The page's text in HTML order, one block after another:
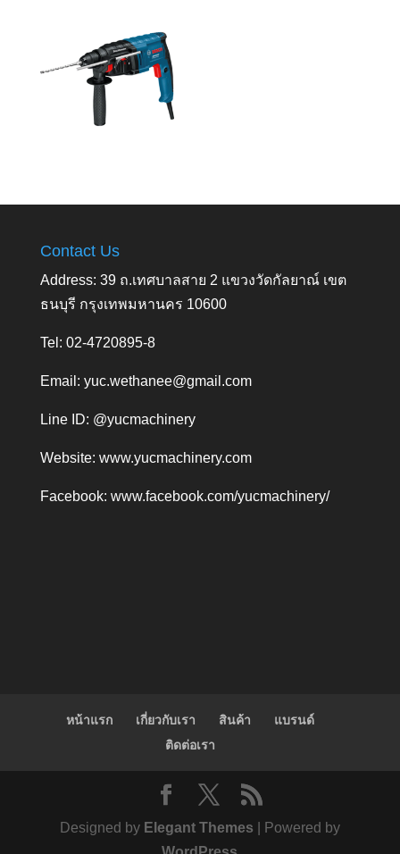
Contact Us
Address: 39 ถ.เทศบาลสาย 2 แขวงวัดกัลยาณ์ เขต
ธนบุรี กรุงเทพมหานคร 10600
Tel: 02-4720895-8
Email: yuc.wethanee@gmail.com
Line ID: @yucmachinery
Website: www.yucmachinery.com
Facebook: www.facebook.com/yucmachinery/
หน้าแรก เกี่ยวกับเรา สินค้า
แบรนด์
ติดต่อเรา
Designed by Elegant Themes | Powered by